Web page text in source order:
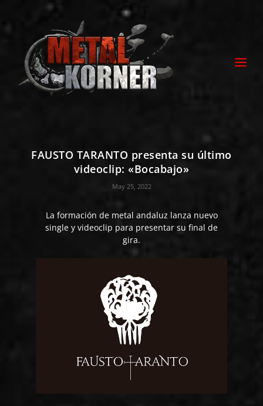
FAUSTO TARANTO presenta su último
videoclip: «Bocabajo»
May 25, 2022
La formación de metal andaluz lanza nuevo
single y videoclip para presentar su final de
gira.